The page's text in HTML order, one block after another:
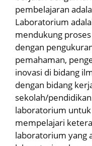
pembelajaran
Laboratorium
mendukung
dengan
pemahaman,
inovasi di bidang
dengan bidang
sekolah/
laboratorium
mempelajari
laboratorium yang